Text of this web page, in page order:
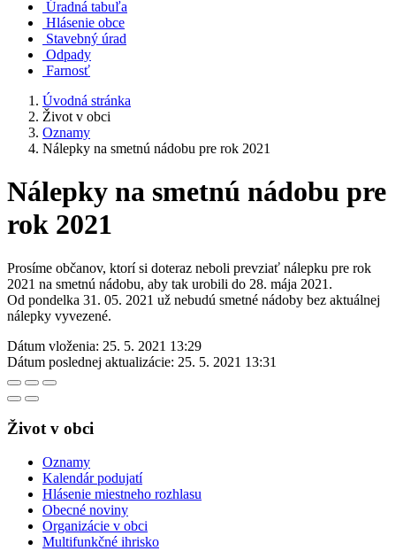
Úradná tabuľa
Hlásenie obce
Stavebný úrad
Odpady
Farnosť
Úvodná stránka
Život v obci
Oznamy
Nálepky na smetnú nádobu pre rok 2021
Nálepky na smetnú nádobu pre
rok 2021
Prosíme občanov, ktorí si doteraz neboli prevziať nálepku pre rok
2021 na smetnú nádobu, aby tak urobili do 28. mája 2021.
Od pondelka 31. 05. 2021 už nebudú smetné nádoby bez aktuálnej
nálepky vyvezené.
Dátum vloženia: 25. 5. 2021 13:29
Dátum poslednej aktualizácie: 25. 5. 2021 13:31
Život v obci
Oznamy
Kalendár podujatí
Hlásenie miestneho rozhlasu
Obecné noviny
Organizácie v obci
Multifunkčné ihrisko